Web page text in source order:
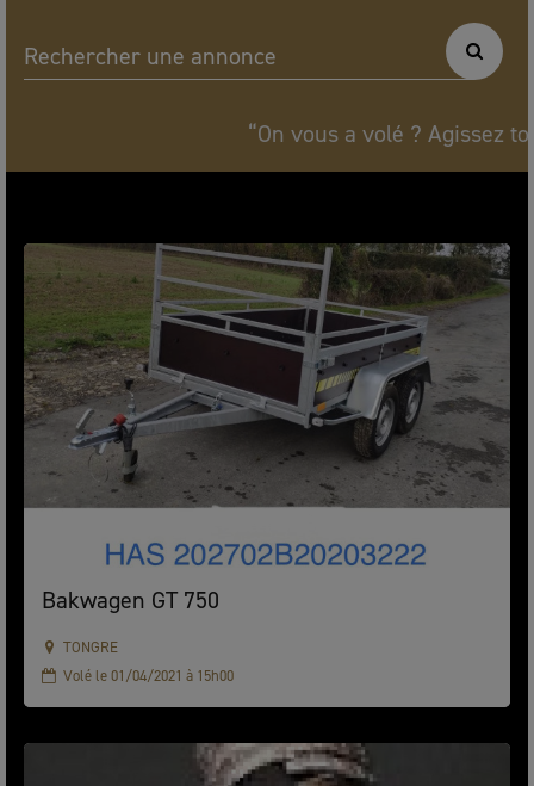
Rechercher une annonce
“On vous a volé ? Agissez tout de
Bakwagen GT 750
TONGRE
Volé le 01/04/2021 à 15h00